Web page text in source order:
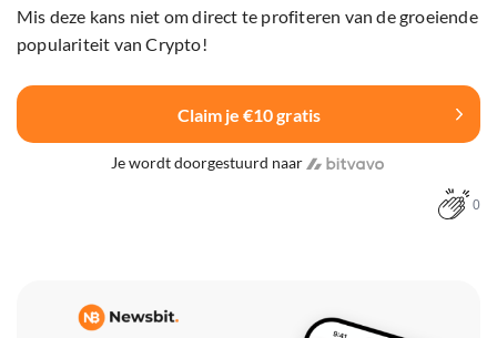
Mis deze kans niet om direct te profiteren van de groeiende
populariteit van Crypto!
Claim je €10 gratis
Je wordt doorgestuurd naar
0